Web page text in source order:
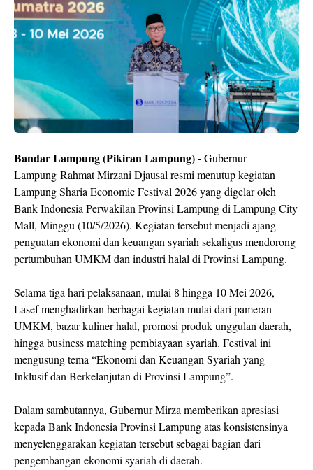
Bandar Lampung (Pikiran Lampung)- Gubernur
Lampung Rahmat Mirzani Djausal resmi menutup kegiatan
Lampung Sharia Economic Festival 2026yang digelar oleh
Bank Indonesia Perwakilan Provinsi Lampungdi Lampung City
Mall, Minggu (10/5/2026). Kegiatan tersebut menjadi ajang
penguatan ekonomi dan keuangan syariah sekaligus mendorong
pertumbuhan UMKM dan industri halal di Provinsi Lampung.
Selama tiga hari pelaksanaan, mulai 8 hingga 10 Mei 2026,
Lasef menghadirkan berbagai kegiatan mulai dari pameran
UMKM, bazar kuliner halal, promosi produk unggulan daerah,
hingga business matching pembiayaan syariah. Festival ini
mengusung tema “Ekonomi dan Keuangan Syariah yang
Inklusif dan Berkelanjutan di Provinsi Lampung”.
Dalam sambutannya, Gubernur Mirza memberikan apresiasi
kepada Bank Indonesia Provinsi Lampung atas konsistensinya
menyelenggarakan kegiatan tersebut sebagai bagian dari
pengembangan ekonomi syariah di daerah.